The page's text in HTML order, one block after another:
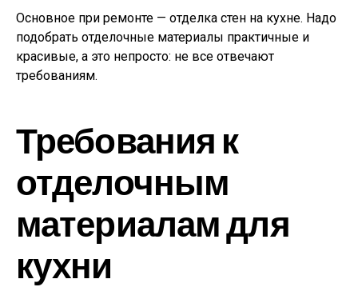
Основное при ремонте — отделка стен на кухне. Надо
подобрать отделочные материалы практичные и
красивые, а это непросто: не все отвечают
требованиям.
Требования к
отделочным
материалам для
кухни